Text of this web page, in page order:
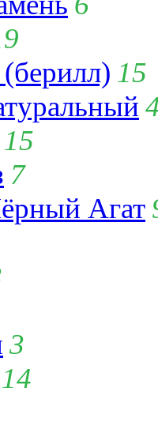
15
15
7
Агат
3
14